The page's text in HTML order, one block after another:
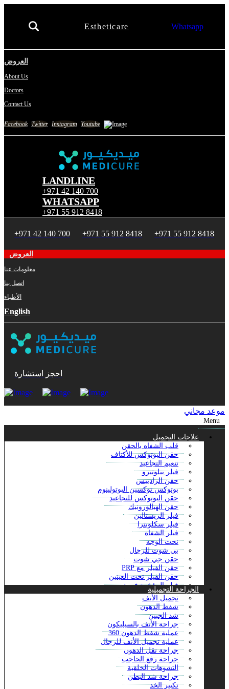
Estheticare Whatsapp
العروض
About Us
Doctors
Contact Us
Facebook Twitter Instagram Youtube
LANDLINE
+971 42 140 700
WHATSAPP
+971 55 912 8418
+971 42 140 700 +971 55 912 8418 +971 55 912 8418
العروض
معلومات عنا
اتصل بنا
الأطباء
English
احجز استشارة
موعد مجاني
Menu
علاجات التجميل
قلب الشفاه بالحقن
حقن البوتوكس للأكتاف
تنعيم التجاعيد
فيلر بيلوتيرو
حقن الرادييس
بوتوكس توكسين البوتولينوم
حقن البوتوكس للتجاعيد
حقن الهيالورونيك
فيلر الريستالين
فيلر سكلوبترا
فيلر الشفاه
نحت الوجه
بي شوت للرجال
حقن جي شوت
حقن الفيلر مع PRP
حقن الفيلر تحت العينين
فيلر المؤخرة في دبي
حقن فيلر الفكين
تراب توكس دبي
حقن مونجارو في دبي
باربي آرمز مع البوتوكس
حشو اليكسين
حقن الجلوتاثيون الوريدي في دبي
بوتوكس تحت الإبط في دبي
حقن الماكرولين
محلول الطاقة الوريدي
حقن أكواليكس – إزالة الدهون دبي
شد الوجه 8 نقاط مع الجوفيديرم
الجراحة التجميلية
تجميل الأنف
شفط الدهون
شد الجبين
جراحة الأنف بالسيليكون
عملية شفط الدهون 360
عملية تجميل الأنف للرجال
جراحة نقل الدهون
جراحة رفع الحاجب
التشوهات الخلقية
جراحة شد البطن
تكبير الخد